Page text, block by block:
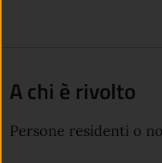
A chi è rivolto
Persone residenti o